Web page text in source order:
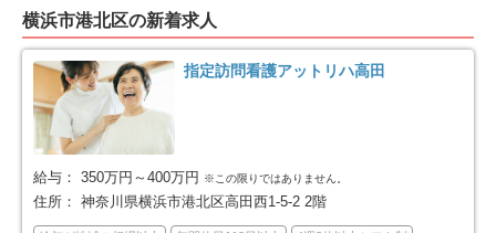
横浜市旭区 104
横浜市瀬谷区 42 横浜市栄区 25
横浜市泉区 54
横浜市都筑区 78 川崎市全域
川崎市川崎区 66 川崎市幸区 62
横浜市港北区の新着求人
指定訪問看護アットリハ高田
給与： 350万円～400万円 ※この限りではありません。
住所： 神奈川県横浜市港北区高田西1-5-2 2階